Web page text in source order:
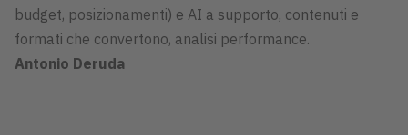
budget, posizionamenti) e AI a supporto, contenuti e
formati che convertono, analisi performance.
Antonio Deruda